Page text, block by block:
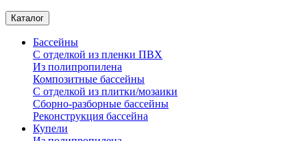
Каталог
Бассейны
С отделкой из пленки ПВХ
Из полипропилена
Композитные бассейны
С отделкой из плитки/мозаики
Сборно-разборные бассейны
Реконструкция бассейна
Купели